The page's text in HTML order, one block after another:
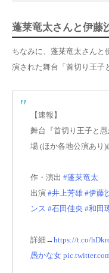
蓬莱竜太さんと伊藤
ちなみに、蓬莱竜太さんと
演された舞台「首切り王子
【速報】
舞台『首切り王子と愚
場 (ほか各地公演あり)
作・演出 #蓬莱竜太
出演 #井上芳雄 #伊藤
ンス #石田佳央 #和田
詳細→https://t.co/
愚かな女